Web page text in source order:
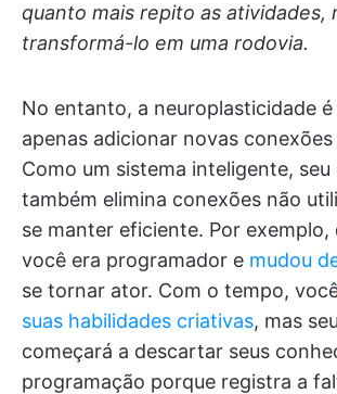
quanto mais repito as atividades,
transformá-lo em uma rodovia.
No entanto, a neuroplasticidade
apenas adicionar novas conexões
Como um sistema inteligente, seu
também elimina conexões não
se manter eficiente. Por exemplo,
você era programador e mudou
se tornar ator. Com o tempo,
suas habilidades criativas, mas
começará a descartar seus
programação porque registra a